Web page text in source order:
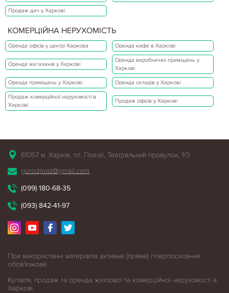
Продаж дач у Харкові
КОМЕРЦІЙНА НЕРУХОМІСТЬ
Оренда офісів у центрі Харкова Оренда кафе в Харкові
Оренда магазинів у Харкові
Оренда виробничих приміщень у
Харкові
Оренда приміщень у Харкові Оренда складів у Харкові
Продаж комерційної нерухомості в
Харкові
Продаж офісів у Харкові
61057 м. Харків, пл. Поезії, Театральний провулок, 1/3
gorodpost@gmail.com
(099) 180-68-35
(093) 842-41-97
При використанні матеріалів активне (пряме) гіперпосилання
обов'язкове.
Купівля, продаж та оренда житлової та комерційної нерухомості в
Харкові.